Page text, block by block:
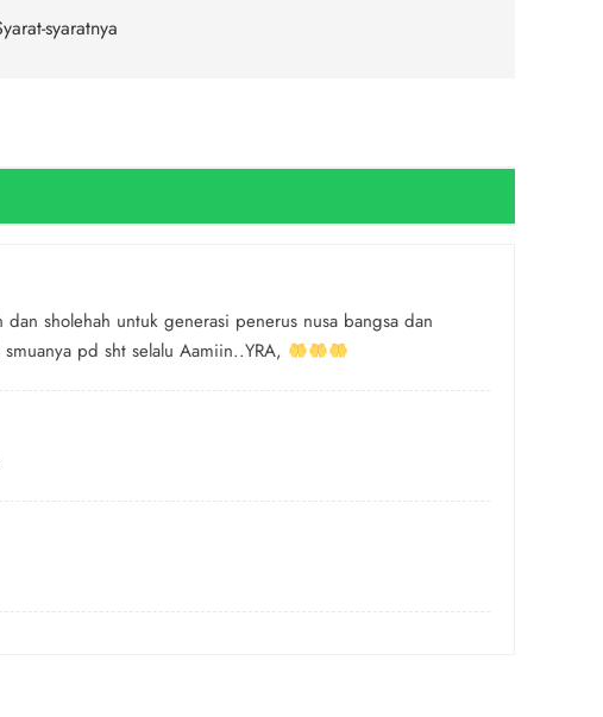
syaratnya
sholehah untuk generasi penerus nusa bangsa dan
pd sht selalu Aamiin..YRA,